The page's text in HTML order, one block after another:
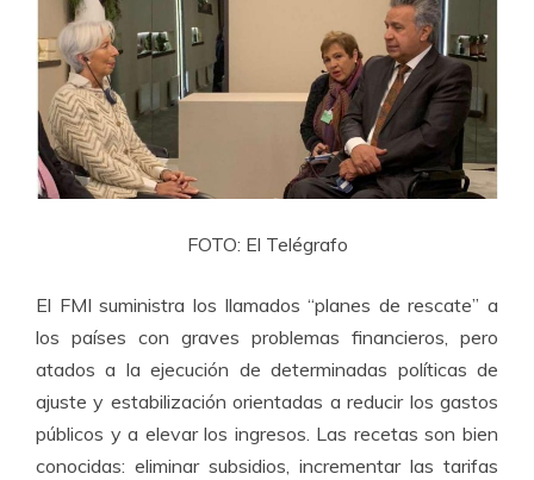
FOTO: El Telégrafo
El FMI suministra los llamados “planes de rescate” a
los países con graves problemas financieros, pero
atados a la ejecución de determinadas políticas de
ajuste y estabilización orientadas a reducir los gastos
públicos y a elevar los ingresos. Las recetas son bien
conocidas: eliminar subsidios, incrementar las tarifas